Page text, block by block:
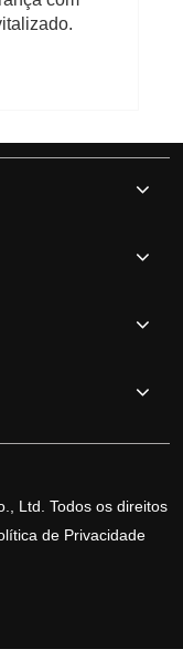
Ltd. Todos os direitos
de Privacidade